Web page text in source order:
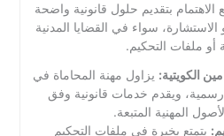
الاهتمام بتقديم حلول قانونية واضحة
سواء في القضايا المدنية
أو ملفات التحكيم.
الكويتية: يزاول مهنة المحاماة في
ويقدم خدمات قانونية وفق
المهنية المتبعة.
يتمتع بخبرة في ملفات التحكيم